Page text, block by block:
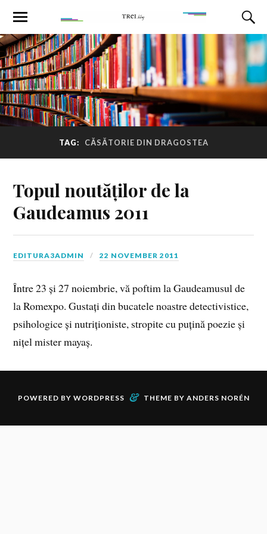
TAG: CĂSĂTORIE DIN DRAGOSTEA
Topul noutăților de la
Gaudeamus 2011
EDITURA3ADMIN 22 NOVEMBER 2011
Între 23 și 27 noiembrie, vă poftim la Gaudeamusul de
la Romexpo. Gustați din bucatele noastre detectivistice,
psihologice și nutriționiste, stropite cu puțină poezie și
nițel mister mayaș.
POWERED BY WORDPRESS & THEME BY ANDERS NORÉN